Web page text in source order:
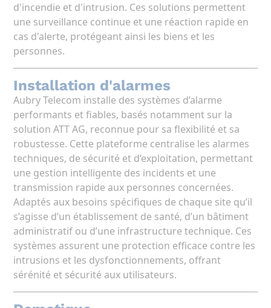
d'incendie et d'intrusion. Ces solutions permettent
une surveillance continue et une réaction rapide en
cas d'alerte, protégeant ainsi les biens et les
personnes.
Installation d'alarmes
Aubry Telecom installe des systèmes d’alarme
performants et fiables, basés notamment sur la
solution ATT AG, reconnue pour sa flexibilité et sa
robustesse. Cette plateforme centralise les alarmes
techniques, de sécurité et d’exploitation, permettant
une gestion intelligente des incidents et une
transmission rapide aux personnes concernées.
Adaptés aux besoins spécifiques de chaque site qu’il
s’agisse d’un établissement de santé, d’un bâtiment
administratif ou d’une infrastructure technique. Ces
systèmes assurent une protection efficace contre les
intrusions et les dysfonctionnements, offrant
sérénité et sécurité aux utilisateurs.